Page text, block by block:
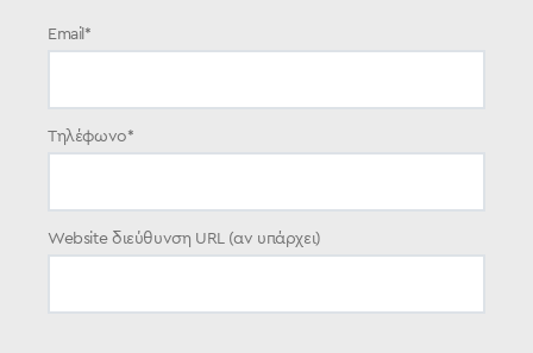
Email *
Τηλέφωνο*
Website διεύθυνση URL (αν υπάρχει)